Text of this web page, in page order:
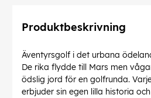
Produktbeskrivning
Äventyrsgolf i det urbana
De rika flydde till Mars men
ödslig jord för en golfrunda.
erbjuder sin egen lilla historia